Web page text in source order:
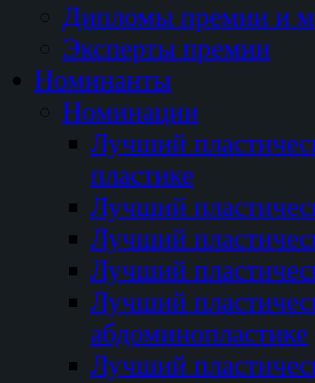
Дипломы премии и
Эксперты премии
Номинанты
Номинации
Лучший
пластике
Лучший
Лучший
Лучший
Лучший
абдоминопластике
Лучший